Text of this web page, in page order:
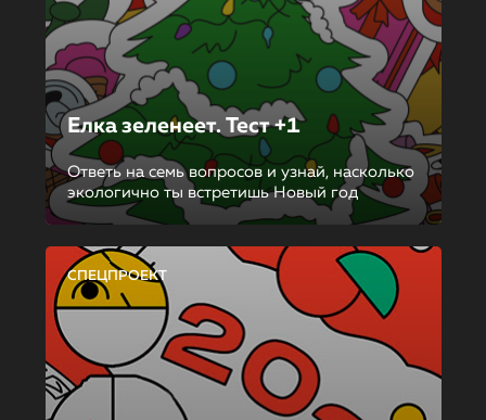
Елка зеленеет. Тест +1
Ответь на семь вопросов и узнай, насколько
экологично ты встретишь Новый год
СПЕЦПРОЕКТ